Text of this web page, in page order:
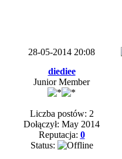
28-05-2014 20:08
diediee
Junior Member
Liczba postów: 2
Dołączył: May 2014
Reputacja: 0
Status: